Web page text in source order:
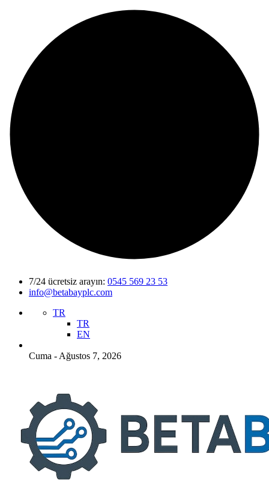
7/24 ücretsiz arayın: 0545 569 23 53
info@betabayplc.com
TR
TR
EN
Cuma - Ağustos 7, 2026